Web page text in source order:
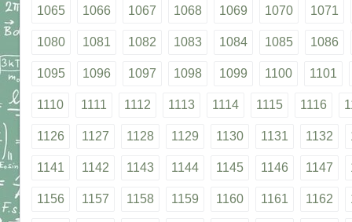
1065 1066 1067 1068 1069 1070 1071
1080 1081 1082 1083 1084 1085 1086
1095 1096 1097 1098 1099 1100 1101
1110 1111 1112 1113 1114 1115 1116
1126 1127 1128 1129 1130 1131 1132
1141 1142 1143 1144 1145 1146 1147
1156 1157 1158 1159 1160 1161 1162